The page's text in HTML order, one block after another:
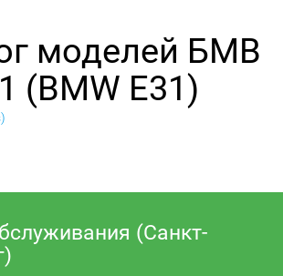
моделей БМВ
(BMW E31)
(Санкт-